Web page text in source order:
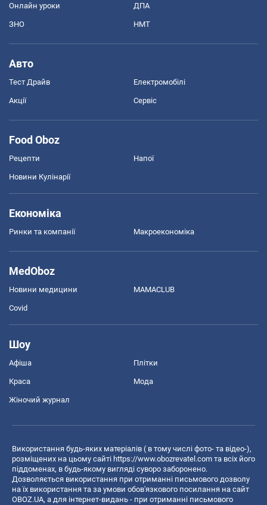
Онлайн уроки ДПА
ЗНО НМТ
Авто
Тест Драйв Електромобілі
Акції Сервіс
Food Oboz
Рецепти Напої
Новини Кулінарії
Економіка
Ринки та компанії Макроекономіка
MedOboz
Новини медицини MAMACLUB
Covid
Шоу
Афіша Плітки
Краса Мода
Жіночий журнал
Використання будь-яких матеріалів ( в тому числі фото- та відео-),
розміщених на цьому сайті https://www.obozrevatel.com та всіх його
піддоменах, в будь-якому вигляді суворо заборонено.
Дозволяється використання при отриманні письмового дозволу
на їх використання та за умови обов'язкового посилання на сайт
OBOZ.UA, а для інтернет-видань - при отриманні письмового